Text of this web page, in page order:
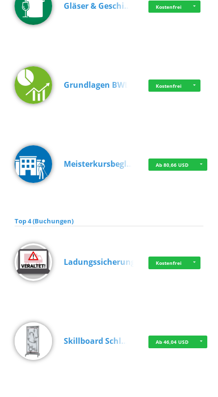
Gläser & Geschi… Kostenfrei
Grundlagen BWL Kostenfrei
Meisterkursbegl… Ab 80,66 USD
Top 4 (Buchungen)
Ladungssicherung Kostenfrei
Skillboard Schl… Ab 46,04 USD